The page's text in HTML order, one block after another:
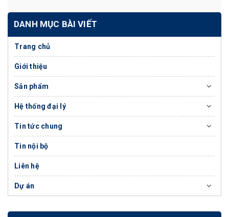
DANH MỤC BÀI VIẾT
Trang chủ
Giới thiệu
Sản phẩm
Hệ thống đại lý
Tin tức chung
Tin nội bộ
Liên hệ
Dự án